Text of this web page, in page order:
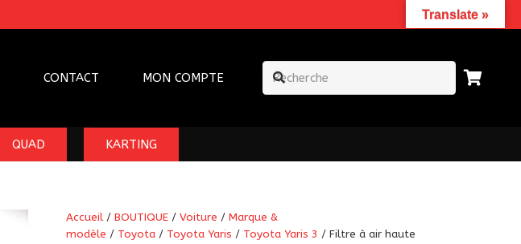
CONTACT MON COMPTE
QUAD KARTING
Accueil/ BOUTIQUE/ Voiture / Marque &
modèle / Toyota/ Toyota Yaris / Toyota Yaris 3 / Filtre à air haute
Translate »